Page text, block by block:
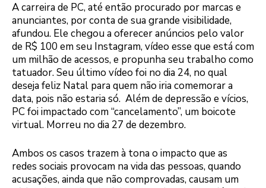
A carreira de PC, até então procurado por marcas e
anunciantes, por conta de sua grande visibilidade,
afundou. Ele chegou a oferecer anúncios pelo valor
de R$ 100 em seu Instagram, vídeo esse que está com
um milhão de acessos, e propunha seu trabalho como
tatuador. Seu último vídeo foi no dia 24, no qual
deseja feliz Natal para quem não iria comemorar a
data, pois não estaria só. Além de depressão e vícios,
PC foi impactado com “cancelamento”, um boicote
virtual. Morreu no dia 27 de dezembro.
Ambos os casos trazem à tona o impacto que as
redes sociais provocam na vida das pessoas, quando
acusações, ainda que não comprovadas, causam um